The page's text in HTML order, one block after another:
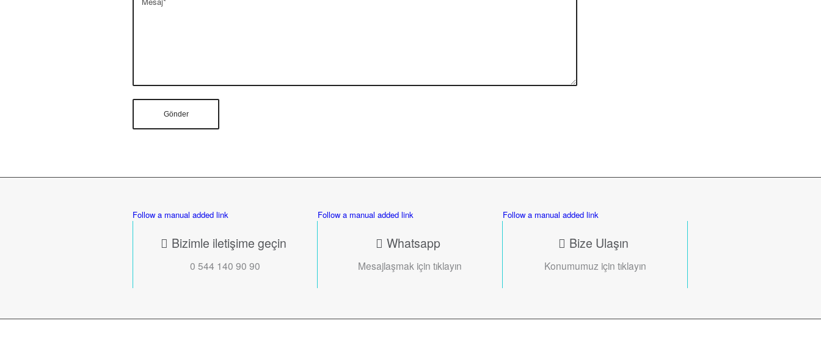
Follow a manual added link
Bizimle iletişime geçin
0 544 140 90 90
Follow a manual added link
Whatsapp
Mesajlaşmak için tıklayın
Follow a manual added link
Bize Ulaşın
Konumumuz için tıklayın